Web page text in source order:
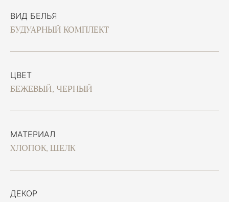
ВИД БЕЛЬЯ
БУДУАРНЫЙ КОМПЛЕКТ
ЦВЕТ
БЕЖЕВЫЙ, ЧЕРНЫЙ
МАТЕРИАЛ
ХЛОПОК, ШЕЛК
ДЕКОР